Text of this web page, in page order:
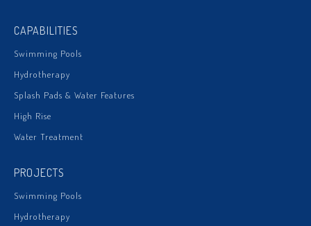
CAPABILITIES
Swimming Pools
Hydrotherapy
Splash Pads & Water Features
High Rise
Water Treatment
PROJECTS
Swimming Pools
Hydrotherapy